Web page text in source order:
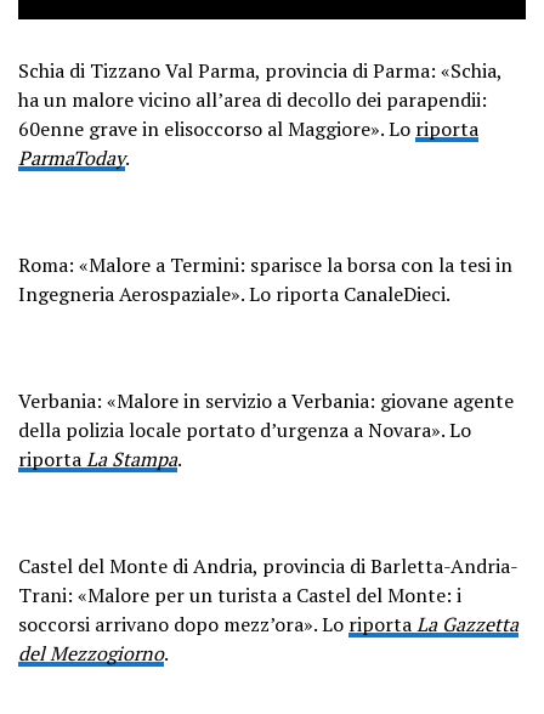
Schia di Tizzano Val Parma, provincia di Parma: «Schia,
ha un malore vicino all’area di decollo dei parapendii:
60enne grave in elisoccorso al Maggiore». Lo riporta
ParmaToday.
Roma: «Malore a Termini: sparisce la borsa con la tesi in
Ingegneria Aerospaziale». Lo riporta CanaleDieci.
Verbania: «Malore in servizio a Verbania: giovane agente
della polizia locale portato d’urgenza a Novara». Lo
riportaLa Stampa.
Castel del Monte di Andria, provincia di Barletta-Andria-
Trani: «Malore per un turista a Castel del Monte: i
soccorsi arrivano dopo mezz’ora». Lo riportaLa Gazzetta
del Mezzogiorno.